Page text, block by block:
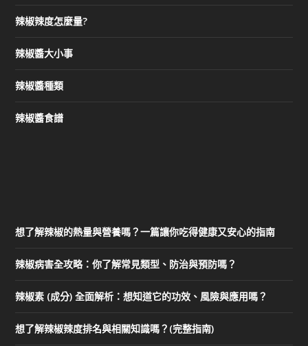
辣椒辣度怎麼量?
辣椒醬大小事
辣椒醬種類
辣椒醬食譜
想了解辣椒的熱量與營養嗎？一篇讓你吃得健康又安心的指南
辣椒病害全攻略：你了解常見類型、防治與預防嗎？
辣椒素 (成分) 全面解析：想知道它的功效、風險與應用嗎？
想了解辣椒辣度排名與相關知識嗎？(完整指南)